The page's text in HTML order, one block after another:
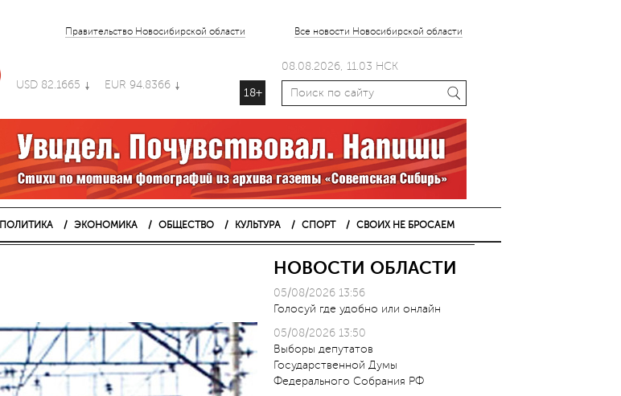
Правительство Новосибирской области Все новости Новосибирской области
USD 82.1665 EUR 94.8366
18+
08.08.2026, 11.03 НСК
ПОЛИТИКА ЭКОНОМИКА ОБЩЕСТВО КУЛЬТУРА СПОРТ СВОИХ НЕ БРОСАЕМ
НОВОСТИ ОБЛАСТИ
05/08/2026 13:56
Голосуй где удобно или онлайн
05/08/2026 13:50
Выборы депутатов
Государственной Думы
Федерального Собрания РФ